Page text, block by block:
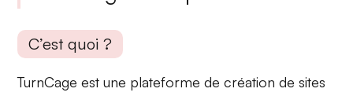
C’est quoi ?
TurnCage est une plateforme de création de sites